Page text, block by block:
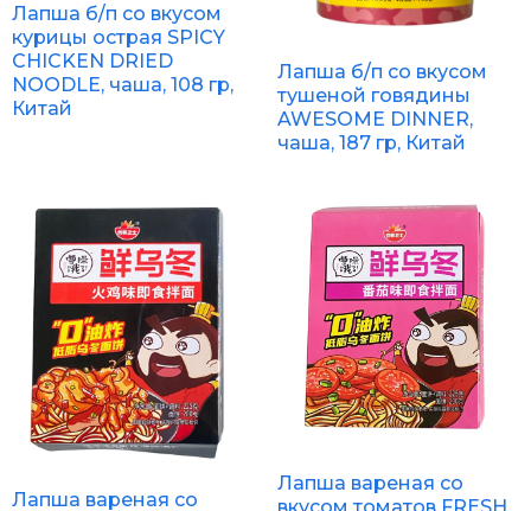
Лапша б/п со вкусом
курицы острая SPICY
CHICKEN DRIED
NOODLE, чаша, 108 гр,
Китай
Лапша б/п со вкусом
тушеной говядины
AWESOME DINNER,
чаша, 187 гр, Китай
Лапша вареная со
Лапша вареная со